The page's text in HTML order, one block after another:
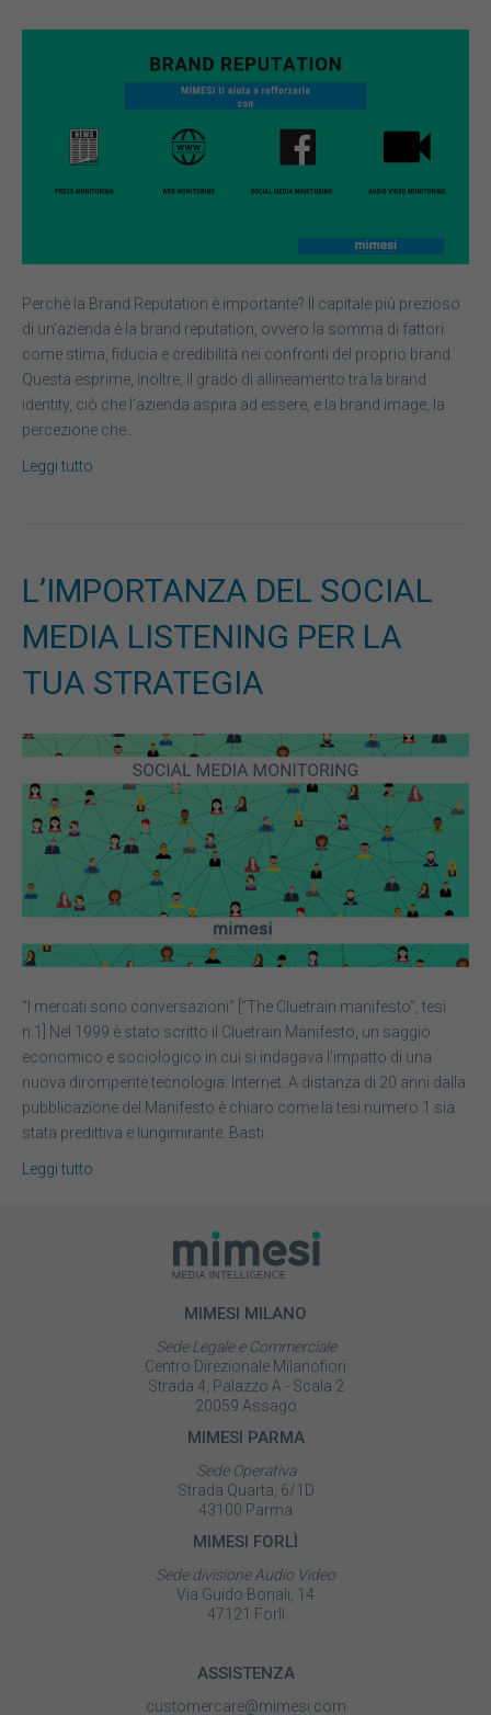
Perchè la Brand Reputation è importante? Il capitale più prezioso
di un’azienda è la brand reputation, ovvero la somma di fattori
come stima, fiducia e credibilità nei confronti del proprio brand.
Questa esprime, inoltre, il grado di allineamento tra la brand
identity, ciò che l’azienda aspira ad essere, e la brand image, la
percezione che…
Leggi tutto
L’IMPORTANZA DEL SOCIAL
MEDIA LISTENING PER LA
TUA STRATEGIA
“I mercati sono conversazioni” [“The Cluetrain manifesto”, tesi
n.1] Nel 1999 è stato scritto il Cluetrain Manifesto, un saggio
economico e sociologico in cui si indagava l’impatto di una
nuova dirompente tecnologia: Internet. A distanza di 20 anni dalla
pubblicazione del Manifesto è chiaro come la tesi numero 1 sia
stata predittiva e lungimirante. Basti…
Leggi tutto
MIMESI MILANO
Sede Legale e Commerciale
Centro Direzionale Milanofiori
Strada 4, Palazzo A - Scala 2
20059 Assago
MIMESI PARMA
Sede Operativa
Strada Quarta, 6/1D
43100 Parma
MIMESI FORLÌ
Sede divisione Audio Video
Via Guido Bonali, 14
47121 Forlì
ASSISTENZA
customercare@mimesi.com